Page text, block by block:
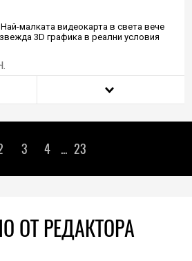
Най-малката видеокарта в света вече
3D графика в реални условия
3 4 ... 23
ОТ РЕДАКТОРА